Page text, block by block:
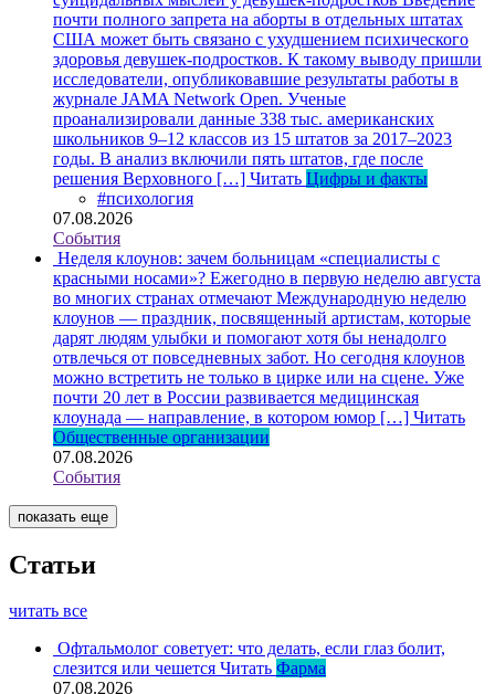
почти полного запрета на аборты в отдельных штатах
США может быть связано с ухудшением психического
здоровья девушек-подростков. К такому выводу пришли
исследователи, опубликовавшие результаты работы в
журнале JAMA Network Open. Ученые
проанализировали данные 338 тыс. американских
школьников 9–12 классов из 15 штатов за 2017–2023
годы. В анализ включили пять штатов, где после
решения Верховного […] Читать Цифры и факты
#психология
07.08.2026
События
Неделя клоунов: зачем больницам «специалисты с
красными носами»? Ежегодно в первую неделю августа
во многих странах отмечают Международную неделю
клоунов — праздник, посвященный артистам, которые
дарят людям улыбки и помогают хотя бы ненадолго
отвлечься от повседневных забот. Но сегодня клоунов
можно встретить не только в цирке или на сцене. Уже
почти 20 лет в России развивается медицинская
клоунада — направление, в котором юмор […] Читать
Общественные организации
07.08.2026
События
показать еще
Статьи
читать все
Офтальмолог советует: что делать, если глаз болит,
слезится или чешется Читать Фарма
07.08.2026